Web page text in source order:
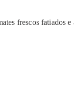
frescos fatiados